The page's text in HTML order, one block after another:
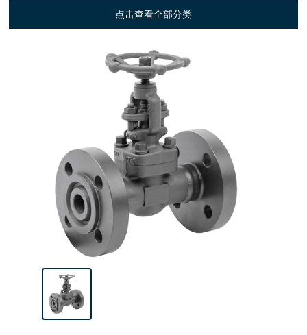
点击查看全部分类